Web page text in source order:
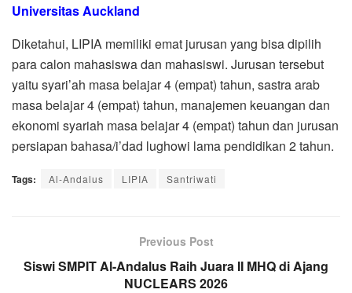
Universitas Auckland
Diketahui, LIPIA memiliki emat jurusan yang bisa dipilih
para calon mahasiswa dan mahasiswi. Jurusan tersebut
yaitu syari’ah masa belajar 4 (empat) tahun, sastra arab
masa belajar 4 (empat) tahun, manajemen keuangan dan
ekonomi syariah masa belajar 4 (empat) tahun dan jurusan
persiapan bahasa/i’dad lughowi lama pendidikan 2 tahun.
Tags: Al-Andalus LIPIA Santriwati
Previous Post
Siswi SMPIT Al-Andalus Raih Juara II MHQ di Ajang
NUCLEARS 2026